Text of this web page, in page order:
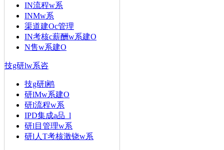
IN流程w系
INMw系
渠道建Oc管理
IN考核c薪酬w系建O
N售w系建O
技g研lw系咨
技g研l鹇
研lMw系建O
研l流程w系
IPD集成a品_l
研l目管理w系
研l人T考核激铙w系